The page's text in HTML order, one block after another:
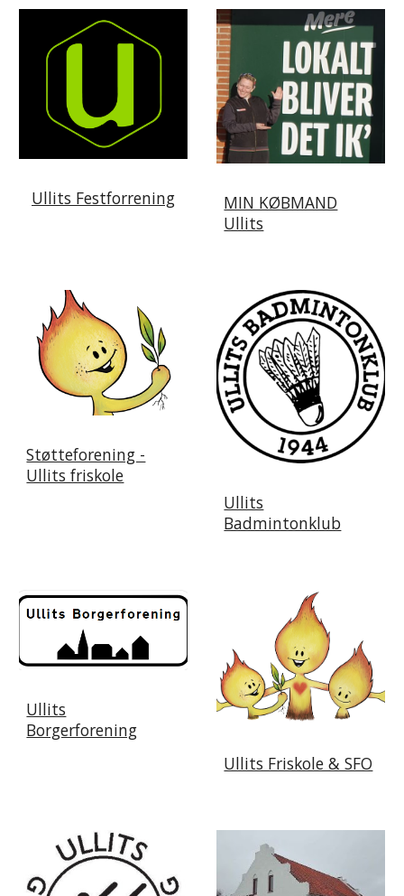
Ullits Festforrening
MIN KØBMAND
Ullits
Støtteforening -
Ullits friskole
Ullits
Badmintonklub
Ullits
Borgerforening
Ullits Friskole & SFO